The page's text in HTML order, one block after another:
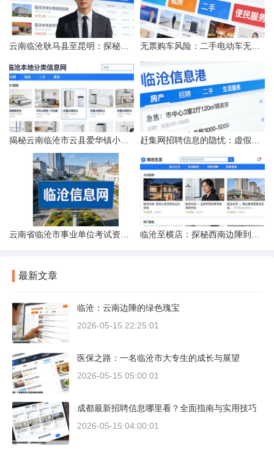
最新文章
临沧：云南边陲的绿色瑰宝
2026-05-15 22:25:01
医保之路：一名临沧市大专生的成长与展望
2026-05-15 05:00:01
成都最新招聘信息哪里看？全面指南与实用技巧
2026-05-15 04:00:01